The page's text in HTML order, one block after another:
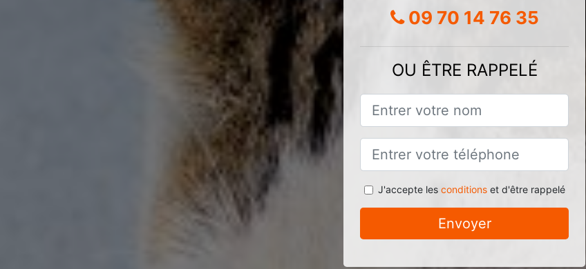
09 70 14 76 35
OU ÊTRE RAPPELÉ
J'accepte les conditionset d'être rappelé
Envoyer